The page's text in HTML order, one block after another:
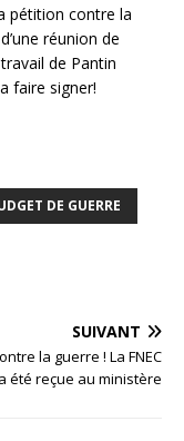
pétition contre la
réunion de
de Pantin
faire signer!
DE GUERRE
SUIVANT
la guerre ! La FNEC
a été reçue au ministère